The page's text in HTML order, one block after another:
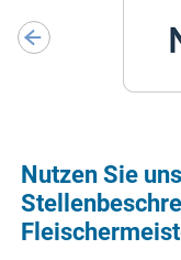
Nutzen Sie